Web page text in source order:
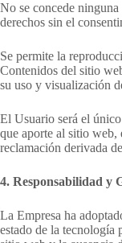
No se concede
derechos sin el
Se permite la
Contenidos del sitio
su uso y visualización
El Usuario será el
que aporte al sitio web,
reclamación derivada
4. Responsabilidad y
La Empresa ha
estado de la tecnología